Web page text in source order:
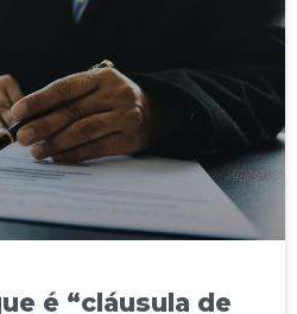
é “cláusula de